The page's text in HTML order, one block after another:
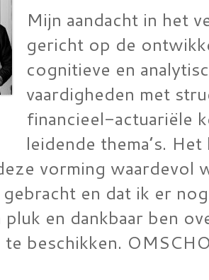
Mijn aandacht in het
gericht op de
cognitieve en
vaardigheden met
financieel-actuariële
leidende thema’s.
vorming waardevol
en dat ik er
en dankbaar ben
te beschikken.